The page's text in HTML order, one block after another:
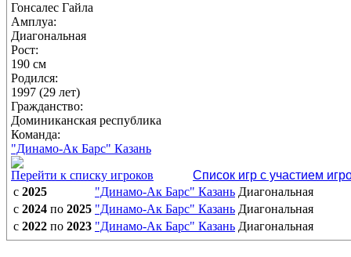
Гонсалес Гайла
Амплуа:
Диагональная
Рост:
190 см
Родился:
1997 (29 лет)
Гражданство:
Доминиканская республика
Команда:
"Динамо-Ак Барс" Казань
Перейти к списку игроков
Список игр с участием
с 2025 "Динамо-Ак Барс" Казань Диагональная
с 2024 по 2025 "Динамо-Ак Барс" Казань Диагональная
с 2022 по 2023 "Динамо-Ак Барс" Казань Диагональная